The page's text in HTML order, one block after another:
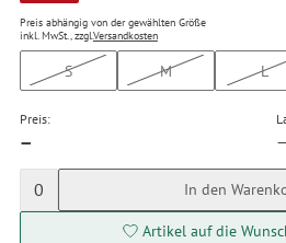
Preis abhängig von der gewählten Größe
inkl. MwSt., zzgl.Versandkosten
S M L
Preis:
— —
0 In den
Artikel auf die